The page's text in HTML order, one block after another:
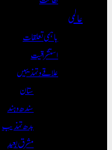
عالمی
باہمی تعلقات
استشراقیت
علاقے و تہذیبیں
ستان
سندھ و ہند
بدھ تہذیب
مشرق بعید